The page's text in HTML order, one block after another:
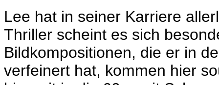
Lee hat in seiner Karriere
Thriller scheint es sich
Bildkompositionen, die er in
verfeinert hat, kommen hier